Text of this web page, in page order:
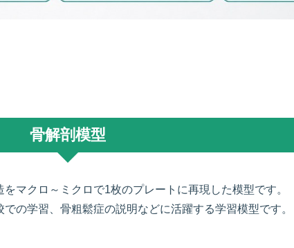
骨解剖模型
をマクロ～ミクロで1枚のプレートに再現した模型です。
での学習、骨粗鬆症の説明などに活躍する学習模型です。